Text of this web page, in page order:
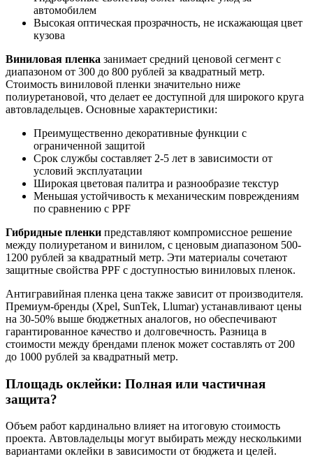
автомобилем
Высокая оптическая прозрачность, не искажающая цвет
кузова
Виниловая пленка занимает средний ценовой сегмент с
диапазоном от 300 до 800 рублей за квадратный метр.
Стоимость виниловой пленки значительно ниже
полиуретановой, что делает ее доступной для широкого круга
автовладельцев. Основные характеристики:
Преимущественно декоративные функции с
ограниченной защитой
Срок службы составляет 2-5 лет в зависимости от
условий эксплуатации
Широкая цветовая палитра и разнообразие текстур
Меньшая устойчивость к механическим повреждениям
по сравнению с PPF
Гибридные пленки представляют компромиссное решение
между полиуретаном и винилом, с ценовым диапазоном 500-
1200 рублей за квадратный метр. Эти материалы сочетают
защитные свойства PPF с доступностью виниловых пленок.
Антигравийная пленка цена также зависит от производителя.
Премиум-бренды (Xpel, SunTek, Llumar) устанавливают цены
на 30-50% выше бюджетных аналогов, но обеспечивают
гарантированное качество и долговечность. Разница в
стоимости между брендами пленок может составлять от 200
до 1000 рублей за квадратный метр.
Площадь оклейки: Полная или частичная
защита?
Объем работ кардинально влияет на итоговую стоимость
проекта. Автовладельцы могут выбирать между несколькими
вариантами оклейки в зависимости от бюджета и целей.